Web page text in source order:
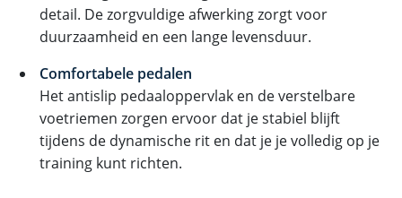
detail. De zorgvuldige afwerking zorgt voor
duurzaamheid en een lange levensduur.
Comfortabele pedalen
Het antislip pedaaloppervlak en de verstelbare
voetriemen zorgen ervoor dat je stabiel blijft
tijdens de dynamische rit en dat je je volledig op je
training kunt richten.